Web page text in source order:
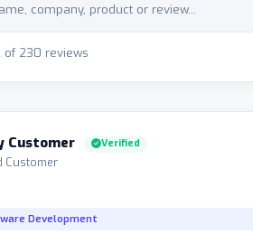
of 230 reviews
Customer Verified
Customer
Development